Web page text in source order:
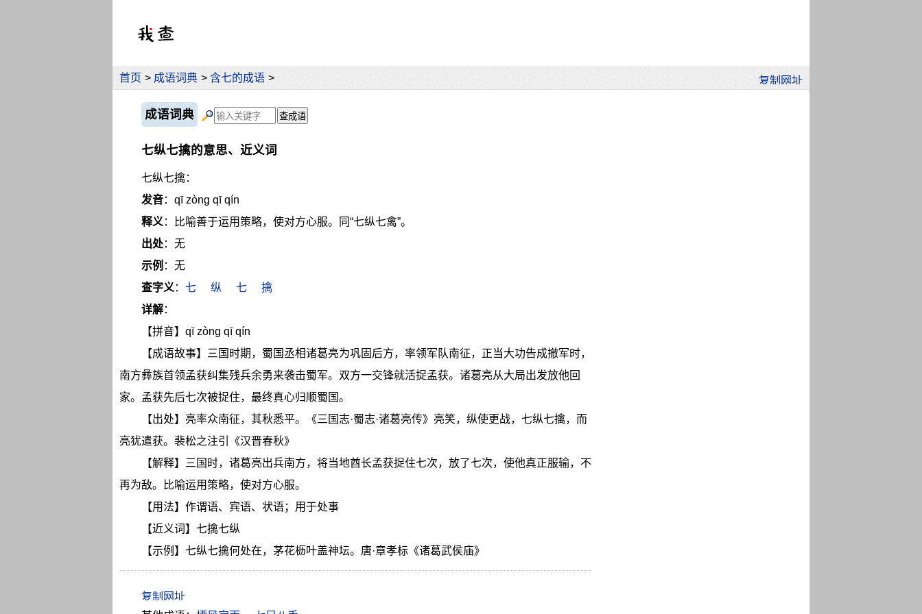
首页 > 成语词典 > 含七的成语 >
成语词典
七纵七擒的意思、近义词
七纵七擒：
发音：qī zòng qī qín
释义：比喻善于运用策略，使对方心服。同“七纵七禽”。
出处：无
示例 ：无
查字义： 七 纵 七
擒
详解：
【拼音】qī zòng qī qín
【成语故事】三国时期，蜀国丞相诸葛亮为巩固后方，率领军队南征，正当大功告成撤军时，
南方彝族首领孟获纠集残兵余勇来袭击蜀军。双方一交锋就活捉孟获。诸葛亮从大局出发放他回
家。孟获先后七次被捉住，最终真心归顺蜀国。
【出处】亮率众南征，其秋悉平。《三国志·蜀志·诸葛亮传》亮笑，纵使更战，七纵七擒，而
亮犹遣获。裴松之注引《汉晋春秋》
【解释】三国时，诸葛亮出兵南方，将当地酋长孟获捉住七次，放了七次，使他真正服输，不
再为敌。比喻运用策略，使对方心服。
【用法】作谓语、宾语、状语；用于处事
【近义词】七擒七纵
【示例】七纵七擒何处在，茅花枥叶盖神坛。唐·章孝标《诸葛武侯庙》